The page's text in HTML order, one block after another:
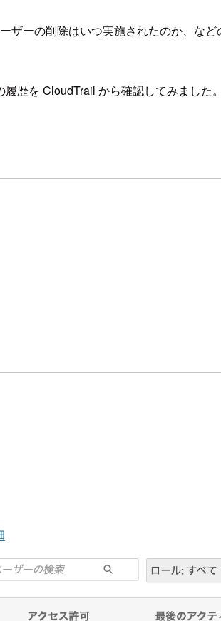
ーの削除はいつ実施されたのか、な
歴を CloudTrail から確認してみました。